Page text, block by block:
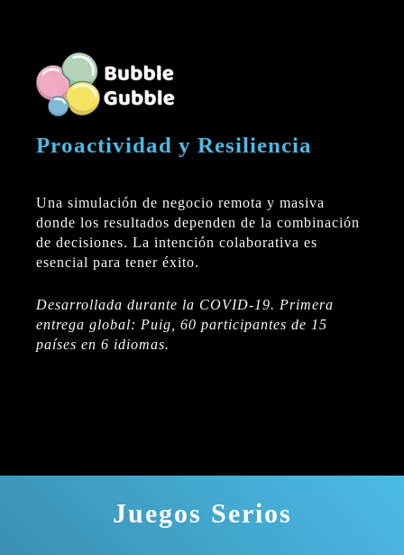
Proactividad y Resiliencia
Una simulación de negocio remota y masiva
donde los resultados dependen de la combinación
de decisiones. La intención colaborativa es
esencial para tener éxito.
Desarrollada durante la COVID-19. Primera
entrega global: Puig, 60 participantes de 15
países en 6 idiomas.
Juegos Serios